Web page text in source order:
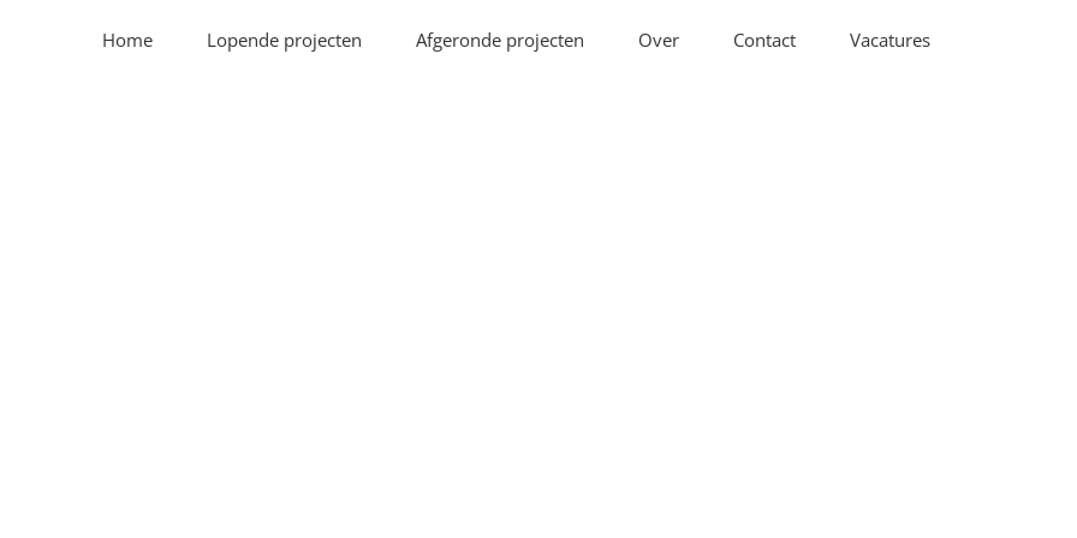
Home Lopende projecten Afgeronde projecten Over Contact Vacatures